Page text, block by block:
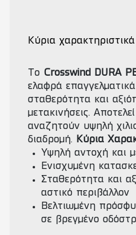
Κύρια χαρακτηριστικά
Το Crosswind DURA
ελαφρά
σταθερότητα και
μετακινήσεις.
αναζητούν υψηλή
διαδρομή.
Κύρια
Υψηλή αντοχή και
Ενισχυμένη
Σταθερότητα και
αστικό περιβάλλον
Βελτιωμένη
σε βρεγμένο